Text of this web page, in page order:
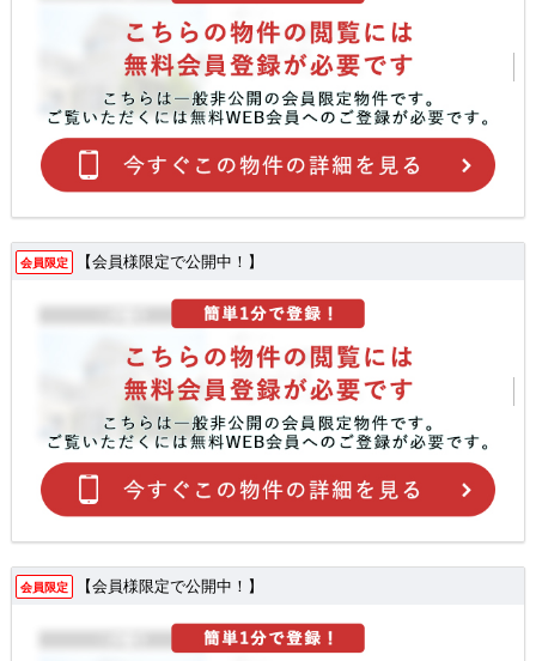
会員限定 【会員様限定で公開中！】
会員限定 【会員様限定で公開中！】